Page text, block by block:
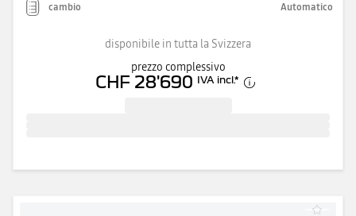
cambio Automatico
disponibile in tutta la Svizzera
prezzo complessivo
CHF 28'690 IVA incl.*